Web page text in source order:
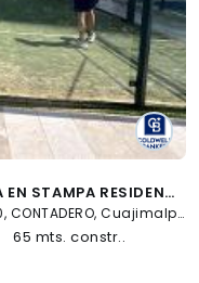
DEPARTAMENTO EN RENTA O VENTA EN STAMPA RESIDENCIAL CONTADERO, CUAJIMALPA, CDMX
Carr.Mexico - Toluca, Contadero, 5860, CONTADERO, Cuajimalpa de Morelos
65 mts. constr..